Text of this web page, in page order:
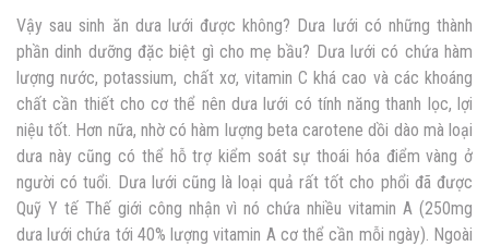
Vậy sau sinh ăn dưa lưới được không? Dưa lưới có những thành
phần dinh dưỡng đặc biệt gì cho mẹ bầu? Dưa lưới có chứa hàm
lượng nước, potassium, chất xơ, vitamin C khá cao và các khoáng
chất cần thiết cho cơ thể nên dưa lưới có tính năng thanh lọc, lợi
niệu tốt. Hơn nữa, nhờ có hàm lượng beta carotene dồi dào mà loại
dưa này cũng có thể hỗ trợ kiểm soát sự thoái hóa điểm vàng ở
người có tuổi. Dưa lưới cũng là loại quả rất tốt cho phổi đã được
Quỹ Y tế Thế giới công nhận vì nó chứa nhiều vitamin A (250mg
dưa lưới chứa tới 40% lượng vitamin A cơ thể cần mỗi ngày). Ngoài